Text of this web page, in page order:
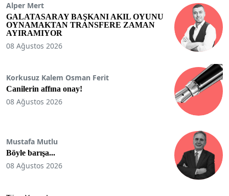
Alper Mert
GALATASARAY BAŞKANI AKIL OYUNU
OYNAMAKTAN TRANSFERE ZAMAN
AYIRAMIYOR
08 Ağustos 2026
Korkusuz Kalem Osman Ferit
Canilerin affına onay!
08 Ağustos 2026
Mustafa Mutlu
Böyle barışa...
08 Ağustos 2026